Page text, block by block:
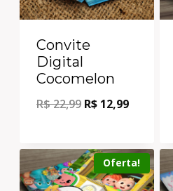
Convite
Digital
Cocomelon
R$22,99 R$ 12,99
Oferta!